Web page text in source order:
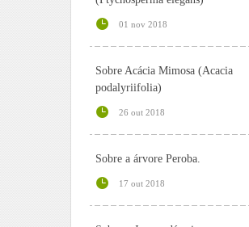
01 nov 2018
Sobre Acácia Mimosa (Acacia
podalyriifolia)
26 out 2018
Sobre a árvore Peroba.
17 out 2018